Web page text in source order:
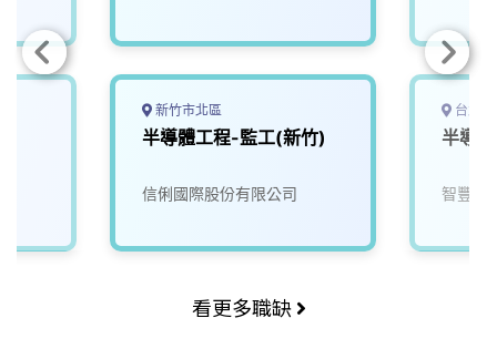
新竹市北區
半導體工程-監工(新竹)
信俐國際股份有限公司
台北
半導
智豐科
看更多職缺